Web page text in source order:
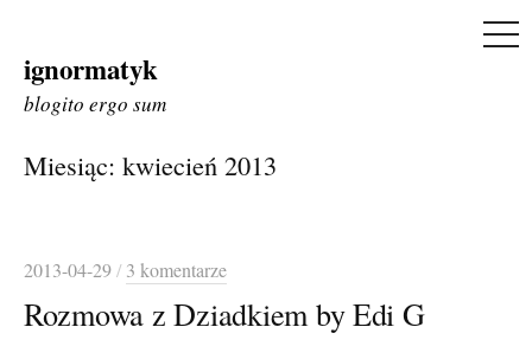
Skip
to
ignormatyk
blogito ergo sum
Miesiąc: kwiecień 2013
2013-04-29/ 3 komentarze
Rozmowa z Dziadkiem by Edi G